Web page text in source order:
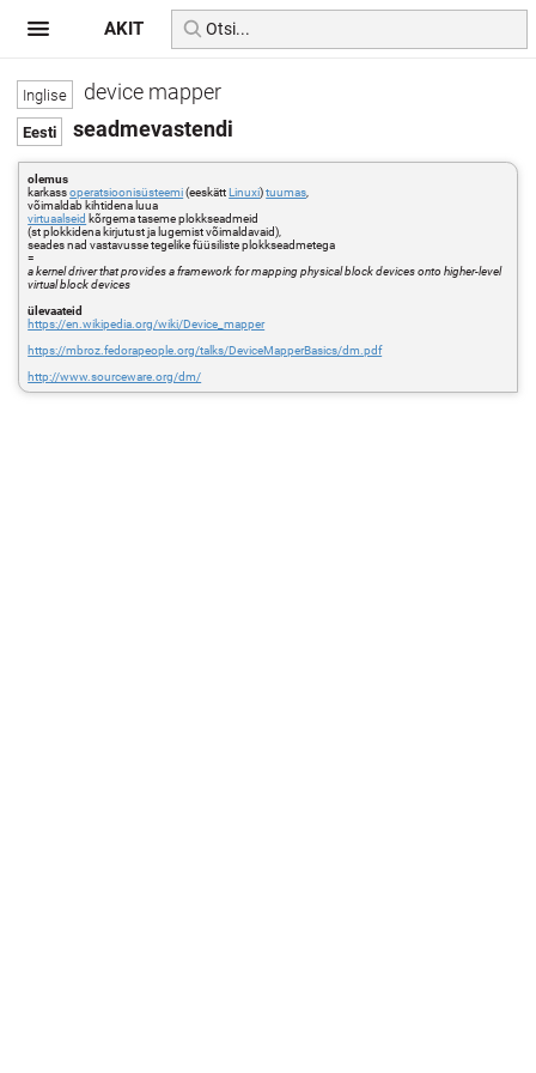
device mapper
seadmevastendi
olemus
karkassoperatsioonisüsteemi(eeskättLinuxi)tuumas
võimaldab kihtidena luua
virtuaalseid kõrgema taseme plokkseadmeid
(st plokkidena kirjutust ja lugemist võimaldavaid),
seades nad vastavusse tegelike füüsiliste plokkseadmetega
=
a kernel driver that provides a framework for mapping physical block devices onto higher-level
virtual block devices
ülevaateid
https://en.wikipedia.org/wiki/Device_mapper
https://mbroz.fedorapeople.org/talks/DeviceMapperBasics/dm.pdf
http://www.sourceware.org/dm/
AKIT